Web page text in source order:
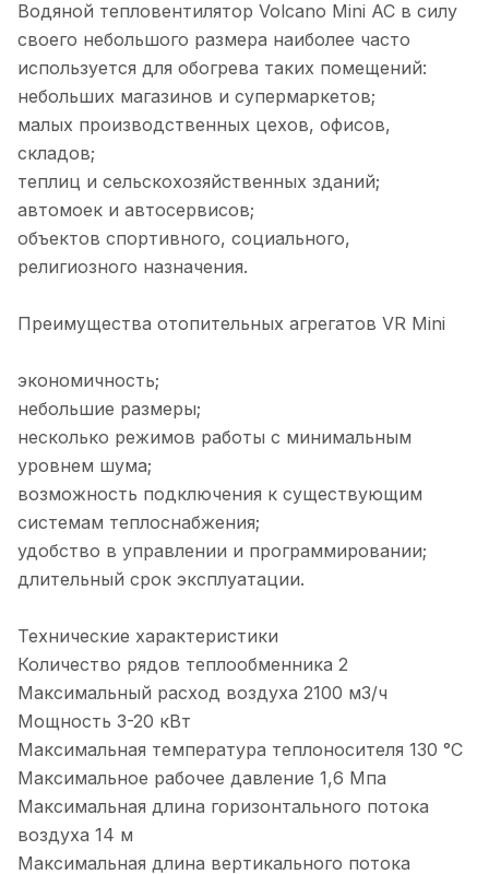
Водяной тепловентилятор Volcano Mini AC в силу
своего небольшого размера наиболее часто
используется для обогрева таких помещений:
небольших магазинов и супермаркетов;
малых производственных цехов, офисов,
складов;
теплиц и сельскохозяйственных зданий;
автомоек и автосервисов;
объектов спортивного, социального,
религиозного назначения.
Преимущества отопительных агрегатов VR Mini
экономичность;
небольшие размеры;
несколько режимов работы с минимальным
уровнем шума;
возможность подключения к существующим
системам теплоснабжения;
удобство в управлении и программировании;
длительный срок эксплуатации.
Технические характеристики
Количество рядов теплообменника 2
Максимальный расход воздуха 2100 м3/ч
Мощность 3-20 кВт
Максимальная температура теплоносителя 130 °С
Максимальное рабочее давление 1,6 Мпа
Максимальная длина горизонтального потока
воздуха 14 м
Максимальная длина вертикального потока